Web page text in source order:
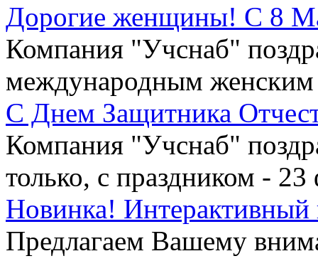
Дорогие женщины! С 8
Компания "Учснаб"
международным
C Днем Защитника
Компания "Учснаб"
только, с праздником - 23
Новинка! Интерактивный
Предлагаем Вашему